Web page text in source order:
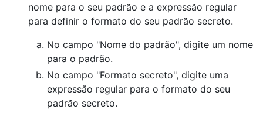
nome para o seu padrão e a expressão regular
para definir o formato do seu padrão secreto.
No campo "Nome do padrão", digite um nome
para o padrão.
No campo "Formato secreto", digite uma
expressão regular para o formato do seu
padrão secreto.